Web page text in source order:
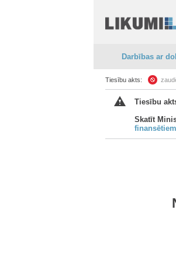
Darbības ar
Tiesību akts:
Tiesību
Skatīt